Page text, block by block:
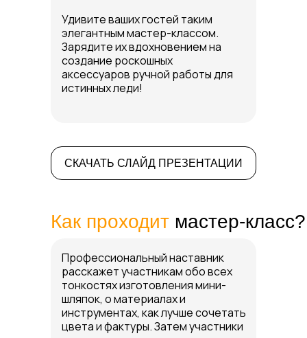
Удивите ваших гостей таким
элегантным мастер-классом.
Зарядите их вдохновением на
создание роскошных
аксессуаров ручной работы для
истинных леди!
СКАЧАТЬ СЛАЙД ПРЕЗЕНТАЦИИ
Как проходит мастер-класс?
Профессиональный наставник
расскажет участникам обо всех
тонкостях изготовления мини-
шляпок, о материалах и
инструментах, как лучше сочетать
цвета и фактуры. Затем участники